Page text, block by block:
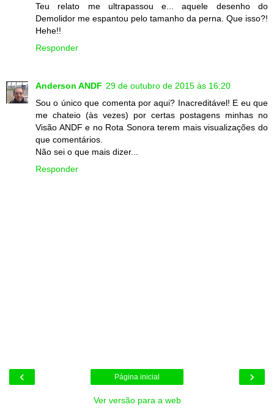
Teu relato me ultrapassou e... aquele desenho do
Demolidor me espantou pelo tamanho da perna. Que isso?!
Hehe!!
Responder
Anderson ANDF 29 de outubro de 2015 às 16:20
Sou o único que comenta por aqui? Inacreditável! E eu que
me chateio (às vezes) por certas postagens minhas no
Visão ANDF e no Rota Sonora terem mais visualizações do
que comentários.
Não sei o que mais dizer...
Responder
‹ ›
Página inicial
Ver versão para a web